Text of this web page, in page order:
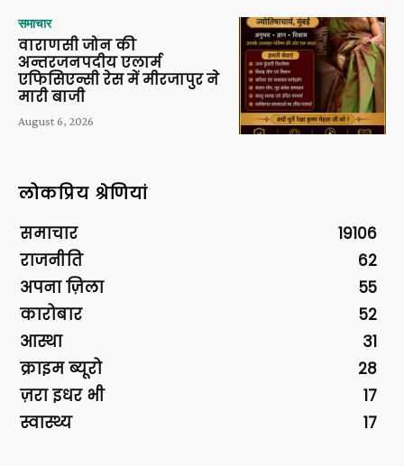
समाचार
वाराणसी जोन की
अन्तरजनपदीय एलार्म
एफिसिएन्सी रेस में मीरजापुर ने
मारी बाजी
August 6, 2026
लोकप्रिय श्रेणियां
समाचार
19106
राजनीति
62
अपना ज़िला
55
कारोबार
52
आस्था
31
क्राइम ब्यूरो
28
ज़रा इधर भी
17
स्वास्थ्य
17